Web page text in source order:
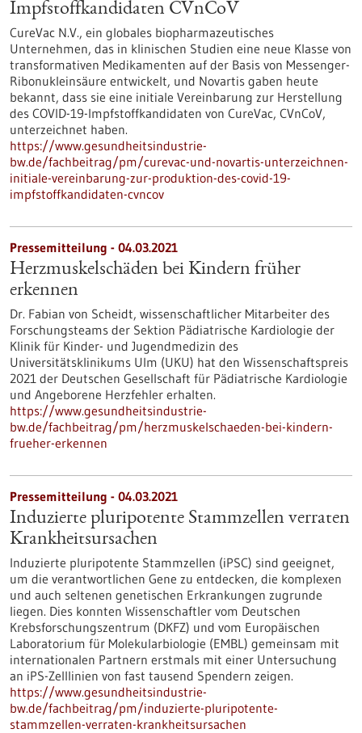
Impfstoffkandidaten CVnCoV
CureVac N.V., ein globales biopharmazeutisches
Unternehmen, das in klinischen Studien eine neue Klasse von
transformativen Medikamenten auf der Basis von Messenger-
Ribonukleinsäure entwickelt, und Novartis gaben heute
bekannt, dass sie eine initiale Vereinbarung zur Herstellung
des COVID-19-Impfstoffkandidaten von CureVac, CVnCoV,
unterzeichnet haben.
https://www.gesundheitsindustrie-
bw.de/fachbeitrag/pm/curevac-und-novartis-unterzeichnen-
initiale-vereinbarung-zur-produktion-des-covid-19-
impfstoffkandidaten-cvncov
Pressemitteilung - 04.03.2021
Herzmuskelschäden bei Kindern früher
erkennen
Dr. Fabian von Scheidt, wissenschaftlicher Mitarbeiter des
Forschungsteams der Sektion Pädiatrische Kardiologie der
Klinik für Kinder- und Jugendmedizin des
Universitätsklinikums Ulm (UKU) hat den Wissenschaftspreis
2021 der Deutschen Gesellschaft für Pädiatrische Kardiologie
und Angeborene Herzfehler erhalten.
https://www.gesundheitsindustrie-
bw.de/fachbeitrag/pm/herzmuskelschaeden-bei-kindern-
frueher-erkennen
Pressemitteilung - 04.03.2021
Induzierte pluripotente Stammzellen verraten
Krankheitsursachen
Induzierte pluripotente Stammzellen (iPSC) sind geeignet,
um die verantwortlichen Gene zu entdecken, die komplexen
und auch seltenen genetischen Erkrankungen zugrunde
liegen. Dies konnten Wissenschaftler vom Deutschen
Krebsforschungszentrum (DKFZ) und vom Europäischen
Laboratorium für Molekularbiologie (EMBL) gemeinsam mit
internationalen Partnern erstmals mit einer Untersuchung
an iPS-Zelllinien von fast tausend Spendern zeigen.
https://www.gesundheitsindustrie-
bw.de/fachbeitrag/pm/induzierte-pluripotente-
stammzellen-verraten-krankheitsursachen